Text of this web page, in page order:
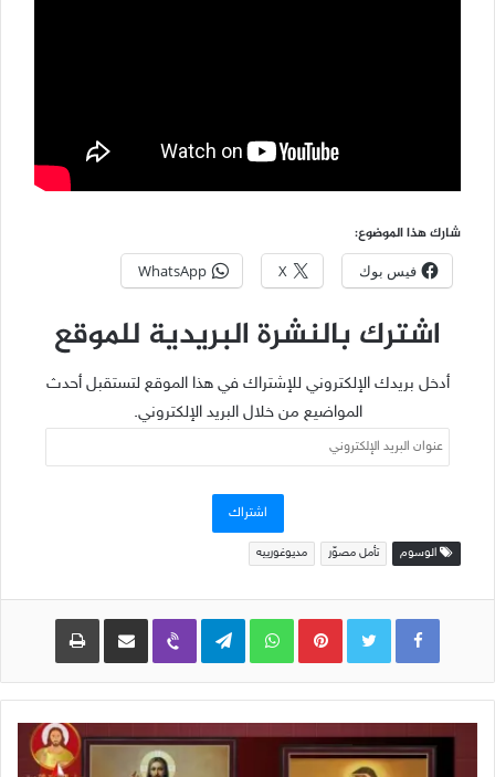
شارك هذا الموضوع:
فيس بوك X
WhatsApp
اشترك بالنشرة البريدية للموقع
أدخل بريدك الإلكتروني للإشتراك في هذا الموقع لتستقبل أحدث
المواضيع من خلال البريد الإلكتروني.
عنوان
البريد
اشتراك
الوسوم تأمل مصوّر مديوغورييه
Pinterest
WhatsApp
Telegram
Viber مشاركة عبر البريد طباعة